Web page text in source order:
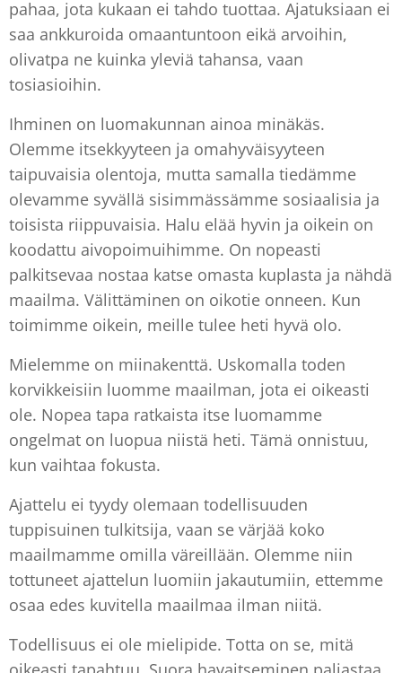
pahaa, jota kukaan ei tahdo tuottaa. Ajatuksiaan ei
saa ankkuroida omaantuntoon eikä arvoihin,
olivatpa ne kuinka yleviä tahansa, vaan
tosiasioihin.
Ihminen on luomakunnan ainoa minäkäs.
Olemme itsekkyyteen ja omahyväisyyteen
taipuvaisia olentoja, mutta samalla tiedämme
olevamme syvällä sisimmässämme sosiaalisia ja
toisista riippuvaisia. Halu elää hyvin ja oikein on
koodattu aivopoimuihimme. On nopeasti
palkitsevaa nostaa katse omasta kuplasta ja nähdä
maailma. Välittäminen on oikotie onneen. Kun
toimimme oikein, meille tulee heti hyvä olo.
Mielemme on miinakenttä. Uskomalla toden
korvikkeisiin luomme maailman, jota ei oikeasti
ole. Nopea tapa ratkaista itse luomamme
ongelmat on luopua niistä heti. Tämä onnistuu,
kun vaihtaa fokusta.
Ajattelu ei tyydy olemaan todellisuuden
tuppisuinen tulkitsija, vaan se värjää koko
maailmamme omilla väreillään. Olemme niin
tottuneet ajattelun luomiin jakautumiin, ettemme
osaa edes kuvitella maailmaa ilman niitä.
Todellisuus ei ole mielipide. Totta on se, mitä